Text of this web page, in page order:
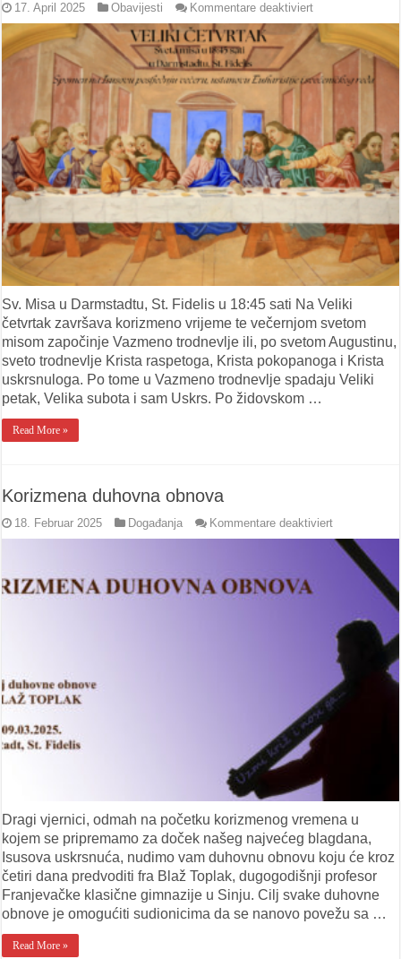
17. April 2025 Obavijesti Kommentare deaktiviertfür
POČETAK
VAZMENOG
TRODNEVLJA
Sv. Misa u Darmstadtu, St. Fidelis u 18:45 sati Na Veliki
četvrtak završava korizmeno vrijeme te večernjom svetom
misom započinje Vazmeno trodnevlje ili, po svetom Augustinu,
sveto trodnevlje Krista raspetoga, Krista pokopanoga i Krista
uskrsnuloga. Po tome u Vazmeno trodnevlje spadaju Veliki
petak, Velika subota i sam Uskrs. Po židovskom …
Read More »
Korizmena duhovna obnova
18. Februar 2025 Događanja Kommentare deaktiviertfür
Korizmena
duhovna
obnova
Dragi vjernici, odmah na početku korizmenog vremena u
kojem se pripremamo za doček našeg najvećeg blagdana,
Isusova uskrsnuća, nudimo vam duhovnu obnovu koju će kroz
četiri dana predvoditi fra Blaž Toplak, dugogodišnji profesor
Franjevačke klasične gimnazije u Sinju. Cilj svake duhovne
obnove je omogućiti sudionicima da se nanovo povežu sa …
Read More »